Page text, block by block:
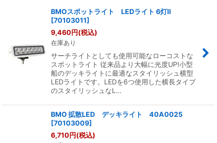
絞り込む
BMOスポットライト LEDライト 6灯II
[70103011]
9,460円(税込)
在庫あり
サーチライトとしても使用可能なローコストな
スポットライト 従来品より大幅に光度UP!小型
船のデッキライトに最適なスタイリッシュ横型
LEDライトです。LEDを6つ使用した横長タイプ
のスタイリッシュなL…
BMO 拡散LED デッキライト 40A0025
[70103009]
6,710円(税込)